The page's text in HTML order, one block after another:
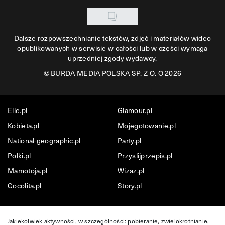
Dalsze rozpowszechnianie tekstów, zdjęć i materiałów wideo
opublikowanych w serwisie w całości lub w części wymaga
uprzedniej zgody wydawcy.
©BURDA MEDIA POLSKA SP. Z O. O 2026
Elle.pl
Glamour.pl
Kobieta.pl
Mojegotowanie.pl
National-geographic.pl
Party.pl
Polki.pl
Przyslijprzepis.pl
Mamotoja.pl
Wizaz.pl
Cocolita.pl
Story.pl
Jakiekolwiek aktywności, w szczególności: pobieranie, zwielokrotnianie,